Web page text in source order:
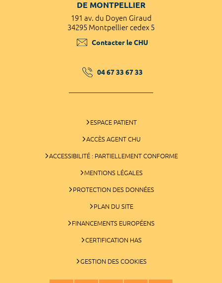
DE MONTPELLIER
191 av. du Doyen Giraud
34295 Montpellier cedex 5
Contacter le CHU
04 67 33 67 33
ESPACE PATIENT
ACCÈS AGENT CHU
ACCESSIBILITÉ : PARTIELLEMENT CONFORME
MENTIONS LÉGALES
PROTECTION DES DONNÉES
PLAN DU SITE
FINANCEMENTS EUROPÉENS
CERTIFICATION HAS
GESTION DES COOKIES